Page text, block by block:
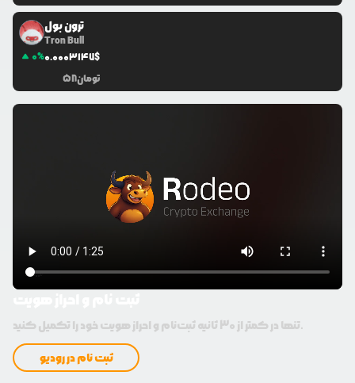
ترون بول
Tron Bull
0%0.0003147$
58تومان
تنها در کمتر از 30 ثانیه ثبت‌نام و احراز هویت خود را تکمیل کنید.
ثبت نام در رودیو